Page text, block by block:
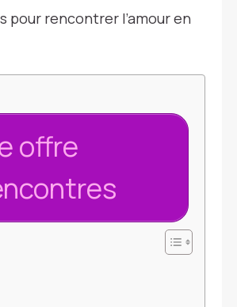
pour rencontrer l’amour en
offre